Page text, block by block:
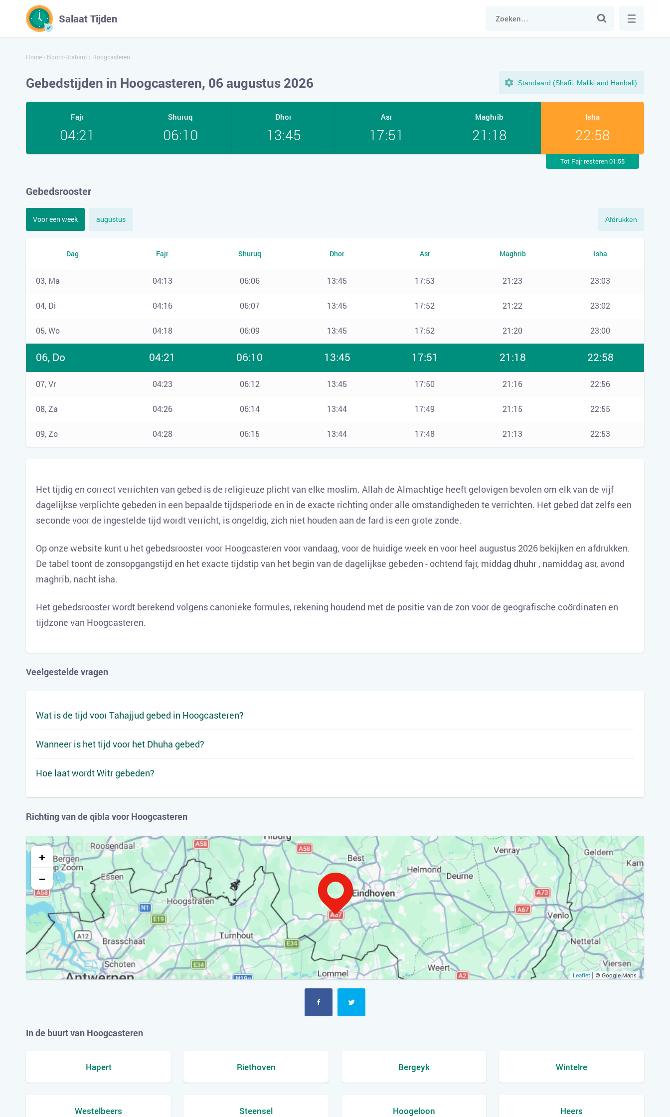
Salaat Tijden
Home › Noord-Brabant › Hoogcasteren
Gebedstijden in Hoogcasteren, 06 augustus 2026 Standaard (Shafii, Maliki and Hanbali)
Fajr
04:21
Shuruq
06:10
Dhor
13:45
Asr
17:51
Maghrib
21:18
Isha
22:58
Tot Fajr resteren 01:55
Gebedsrooster
Voor een week augustus Afdrukken
Dag Fajr Shuruq Dhor Asr Maghrib Isha
03, Ma 04:13 06:06 13:45 17:53 21:23 23:03
04, Di 04:16 06:07 13:45 17:52 21:22 23:02
05, Wo 04:18 06:09 13:45 17:52 21:20 23:00
06, Do 04:21 06:10 13:45 17:51 21:18 22:58
07, Vr 04:23 06:12 13:45 17:50 21:16 22:56
08, Za 04:26 06:14 13:44 17:49 21:15 22:55
09, Zo 04:28 06:15 13:44 17:48 21:13 22:53
Het tijdig en correct verrichten van gebed is de religieuze plicht van elke moslim. Allah de Almachtige heeft gelovigen bevolen om elk van de vijf
dagelijkse verplichte gebeden in een bepaalde tijdsperiode en in de exacte richting onder alle omstandigheden te verrichten. Het gebed dat zelfs een
seconde voor de ingestelde tijd wordt verricht, is ongeldig, zich niet houden aan de fard is een grote zonde.
Op onze website kunt u het gebedsrooster voor Hoogcasteren voor vandaag, voor de huidige week en voor heel augustus 2026 bekijken en afdrukken.
De tabel toont de zonsopgangstijd en het exacte tijdstip van het begin van de dagelijkse gebeden - ochtend fajr, middag dhuhr , namiddag asr, avond
maghrib, nacht isha.
Het gebedsrooster wordt berekend volgens canonieke formules, rekening houdend met de positie van de zon voor de geografische coördinaten en
tijdzone van Hoogcasteren.
Veelgestelde vragen
Wat is de tijd voor Tahajjud gebed in Hoogcasteren?
Wanneer is het tijd voor het Dhuha gebed?
Hoe laat wordt Witr gebeden?
Richting van de qibla voor Hoogcasteren
+
−
Leaflet | © Google Maps
In de buurt van Hoogcasteren
Hapert Riethoven Bergeyk Wintelre
Westelbeers Steensel Hoogeloon Heers